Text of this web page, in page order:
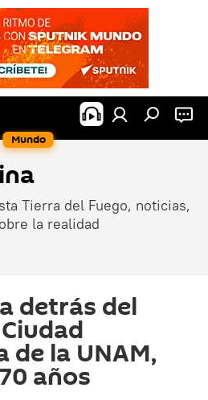
Mundo
Tierra del Fuego, noticias,
la realidad
detrás del
la UNAM,
años